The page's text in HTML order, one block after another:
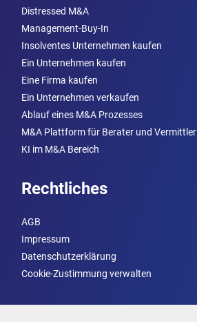
Distressed M&A
Management-Buy-In
Insolventes Unternehmen kaufen
Ein Unternehmen kaufen
Eine Firma kaufen
Ein Unternehmen verkaufen
Ablauf eines M&A Prozesses
M&A Plattform für Berater und Vermittler
KI im M&A Bereich
Rechtliches
AGB
Impressum
Datenschutzerklärung
Cookie-Zustimmung verwalten